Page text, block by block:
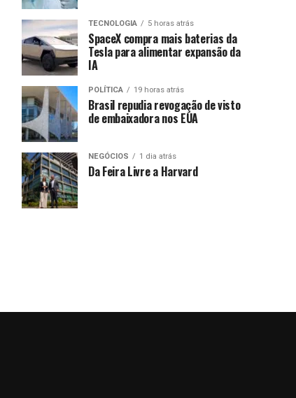
TECNOLOGIA 5 horas atrás
SpaceX compra mais baterias da
Tesla para alimentar expansão da
IA
POLÍTICA 19 horas atrás
Brasil repudia revogação de visto
de embaixadora nos EUA
NEGÓCIOS 1 dia atrás
Da Feira Livre a Harvard